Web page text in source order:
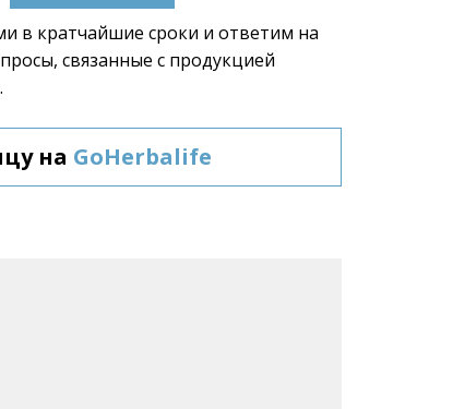
в кратчайшие сроки и ответим на
связанные с продукцией
на GoHerbalife